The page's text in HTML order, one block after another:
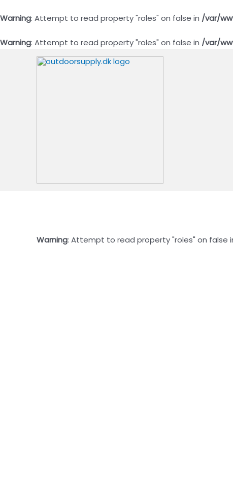
Warning: Attempt to read property "roles" on false in /var/
Warning: Attempt to read property "roles" on false in /var/
Warning: Attempt to read property "roles" on false